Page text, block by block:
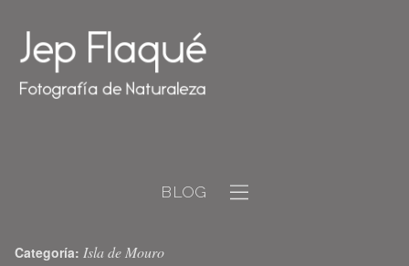
BLOG
Categoría: Isla de Mouro